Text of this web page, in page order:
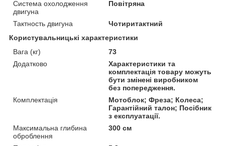
Система охолодження
двигуна
Повітряна
Тактность двигуна
Чотиритактний
Користувальницькі характеристики
Вага (кг)
73
Додатково
Характеристики та
комплектація товару можуть
бути змінені виробником
без попередження.
Комплектація
Мотоблок; Фреза; Колеса;
Гарантійний талон; Посібник
з експлуатації.
Максимальна глибина
оброблення
300 см